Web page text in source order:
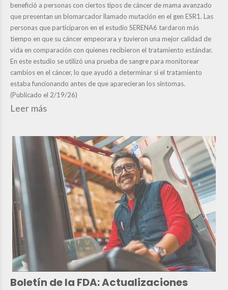
benefició a personas con ciertos tipos de cáncer de mama avanzado
que presentan un biomarcador llamado mutación en el gen ESR1. Las
personas que participaron en el estudio SERENA6 tardaron más
tiempo en que su cáncer empeorara y tuvieron una mejor calidad de
vida en comparación con quienes recibieron el tratamiento estándar.
En este estudio se utilizó una prueba de sangre para monitorear
cambios en el cáncer, lo que ayudó a determinar si el tratamiento
estaba funcionando antes de que aparecieran los síntomas.
(Publicado el 2/19/26)
Leer más
Boletín de la FDA: Actualizaciones